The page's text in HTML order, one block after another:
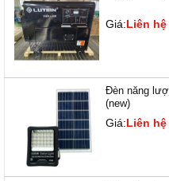
Giá:Liên hệ
Đèn năng
(new)
Giá:Liên hệ